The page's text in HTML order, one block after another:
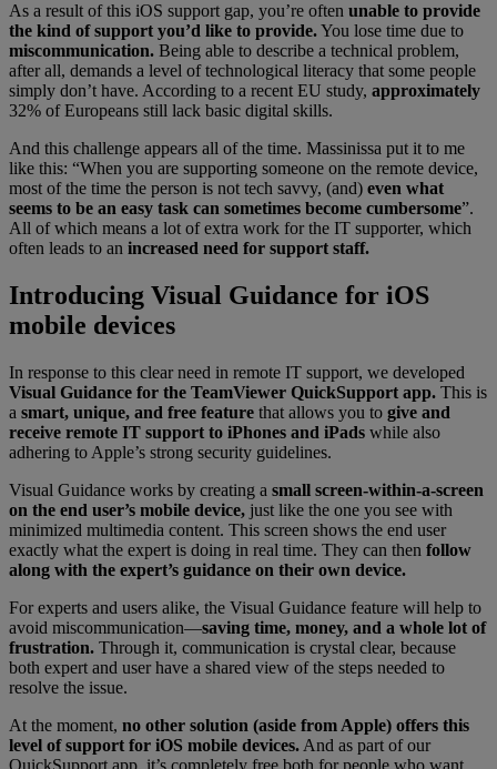
As a result of this iOS support gap, you’re often unable to provide
the kind of support you’d like to provide.You lose time due to
miscommunication. Being able to describe a technical problem,
after all, demands a level of technological literacy that some people
simply don’t have. According to a recent EU study, approximately
32% of Europeans still lack basic digital skills.
And this challenge appears all of the time. Massinissa put it to me
like this: “When you are supporting someone on the remote device,
most of the time the person is not tech savvy, (and) even what
seems to be an easy task can sometimes become cumbersome”.
All of which means a lot of extra work for the IT supporter, which
often leads to an increased need for support staff.
Introducing Visual Guidance for iOS
mobile devices
In response to this clear need in remote IT support, we developed
Visual Guidance for the TeamViewer QuickSupport app. This is
a smart, unique, and free feature that allows you to give and
receive remote IT support to iPhones and iPads while also
adhering to Apple’s strong security guidelines.
Visual Guidance works by creating a small screen-within-a-screen
on the end user’s mobile device, just like the one you see with
minimized multimedia content. This screen shows the end user
exactly what the expert is doing in real time. They can then follow
along with the expert’s guidance on their own device.
For experts and users alike, the Visual Guidance feature will help to
avoid miscommunication—saving time, money, and a whole lot of
frustration. Through it, communication is crystal clear, because
both expert and user have a shared view of the steps needed to
resolve the issue.
At the moment, no other solution (aside from Apple) offers this
level of support for iOS mobile devices. And as part of our
QuickSupport app, it’s completely free both for people who want